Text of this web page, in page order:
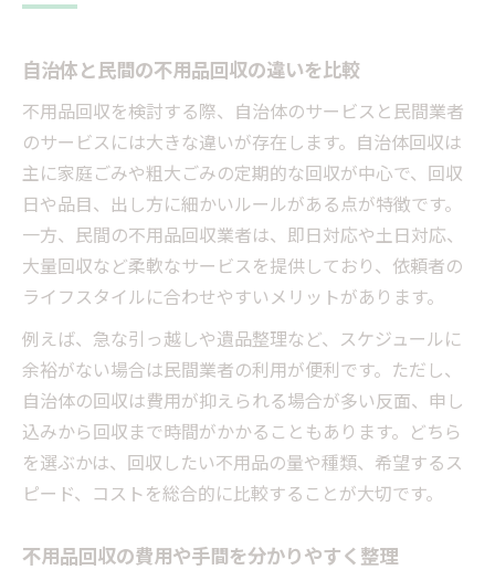
自治体と民間の不用品回収の違いを比較
不用品回収を検討する際、自治体のサービスと民間業者
のサービスには大きな違いが存在します。自治体回収は
主に家庭ごみや粗大ごみの定期的な回収が中心で、回収
日や品目、出し方に細かいルールがある点が特徴です。
一方、民間の不用品回収業者は、即日対応や土日対応、
大量回収など柔軟なサービスを提供しており、依頼者の
ライフスタイルに合わせやすいメリットがあります。
例えば、急な引っ越しや遺品整理など、スケジュールに
余裕がない場合は民間業者の利用が便利です。ただし、
自治体の回収は費用が抑えられる場合が多い反面、申し
込みから回収まで時間がかかることもあります。どちら
を選ぶかは、回収したい不用品の量や種類、希望するス
ピード、コストを総合的に比較することが大切です。
不用品回収の費用や手間を分かりやすく整理